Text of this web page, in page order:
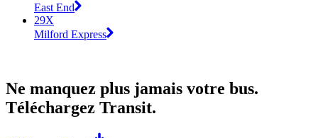
East End
29X
Milford Express
Ne manquez plus jamais votre bus.
Téléchargez Transit.